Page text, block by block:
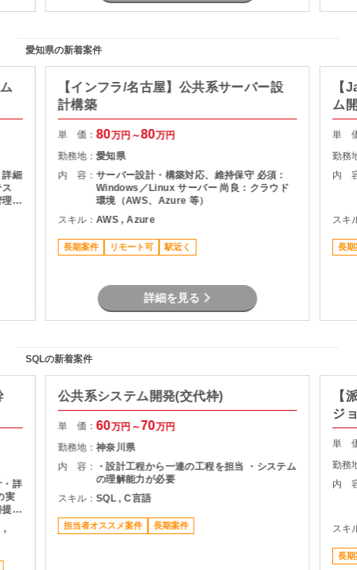
（想定期間） 2026年6月 ～ 長期 ※契約は半
愛知県の新着案件
細
理
【インフラ/名古屋】公共系サーバー設
計構築
単 価：80万円～80万円
勤務地：愛知県
内 容：サーバー設計・構築対応、維持保守 必須：
Windows／Linux サーバー 尚良：クラウド
環境（AWS、Azure 等）
スキル：AWS , Azure
長期案件 リモート可 駅近く
詳細を見る
【
ム
単
勤務
内
スキ
長期
SQLの新着案件
・詳
実
案
,
公共系システム開発(交代枠)
単 価：60万円～70万円
勤務地：神奈川県
内 容：
・設計工程から一連の工程を担当 ・システム
の理解能力が必要
スキル：SQL , C言語
担当者オススメ案件 長期案件
【
ジ
単
勤務
内
スキ
長期